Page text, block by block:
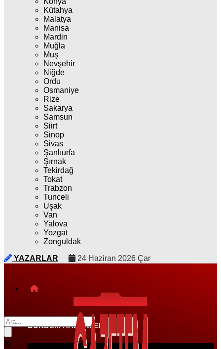
Kütahya
Malatya
Manisa
Mardin
Muğla
Muş
Nevşehir
Niğde
Ordu
Osmaniye
Rize
Sakarya
Samsun
Siirt
Sinop
Sivas
Şanlıurfa
Şırnak
Tekirdağ
Tokat
Trabzon
Tunceli
Uşak
Van
Yalova
Yozgat
Zonguldak
YAZARLAR
24 Haziran 2026 Çar
GÜNDEM HABERLERI